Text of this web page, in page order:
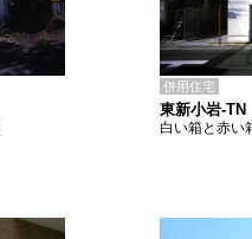
併用住宅
東新小岩-TN
白い箱と赤い